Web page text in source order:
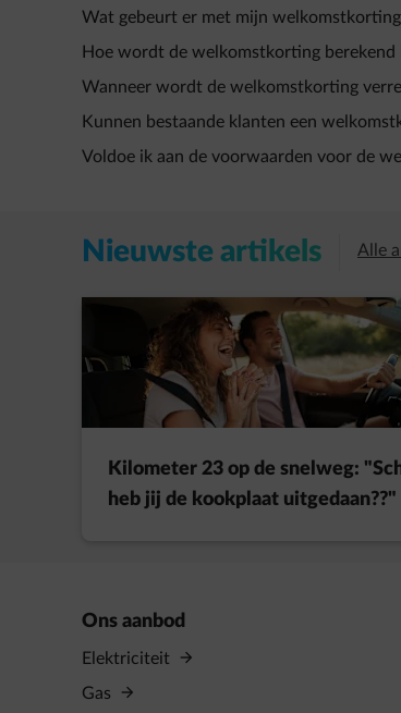
Wat gebeurt er met mijn
Hoe wordt de welkomstkorting
Wanneer wordt de welkomstkorting
Kunnen bestaande klanten een
Voldoe ik aan de voorwaarden voor de
Nieuwste artikels Alle
Kilometer 23 op de snelweg:
heb jij de kookplaat uitgedaan??"
Ons aanbod
Elektriciteit
Gas